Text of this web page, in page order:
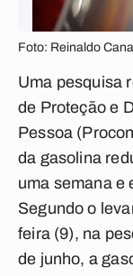
Foto: Reinaldo
Uma pesquisa
de Proteção e
Pessoa
da gasolina
uma semana e
Segundo o
feira (9), na
de junho, a